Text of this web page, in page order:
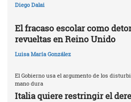
Diego Dalai
El fracaso escolar como
revueltas en Reino Unido
Luisa María González
El Gobierno usa el argumento de los
mano dura
Italia quiere restringir el